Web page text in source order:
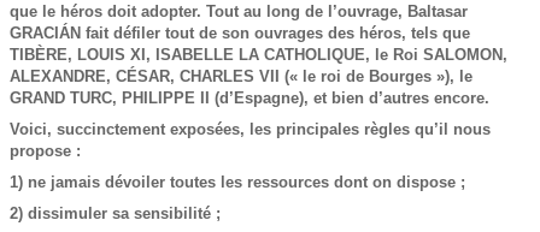
que le héros doit adopter. Tout au long de l’ouvrage, Baltasar
GRACIÁN fait défiler tout de son ouvrages des héros, tels que
TIBÈRE, LOUIS XI, ISABELLE LA CATHOLIQUE, le Roi SALOMON,
ALEXANDRE, CÉSAR, CHARLES VII (« le roi de Bourges »), le
GRAND TURC, PHILIPPE II (d’Espagne), et bien d’autres encore.
Voici, succinctement exposées, les principales règles qu’il nous
propose :
1) ne jamais dévoiler toutes les ressources dont on dispose ;
2) dissimuler sa sensibilité ;